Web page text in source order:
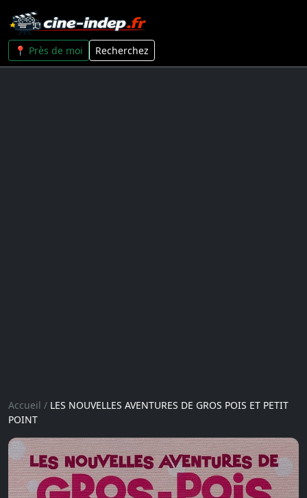
📍 Près de moi Recherchez
Accueil / LES NOUVELLES AVENTURES DE GROS POIS ET PETIT
POINT